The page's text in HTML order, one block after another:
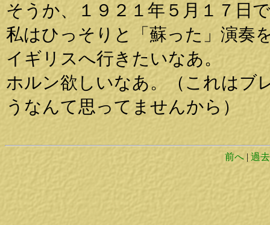
そうか、１９２１年５月１７日
私はひっそりと「蘇った」演奏
イギリスへ行きたいなあ。
ホルン欲しいなあ。（これはブ
うなんて思ってませんから）
前へ| 過